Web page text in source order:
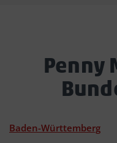
Penny
Baden-Württemberg